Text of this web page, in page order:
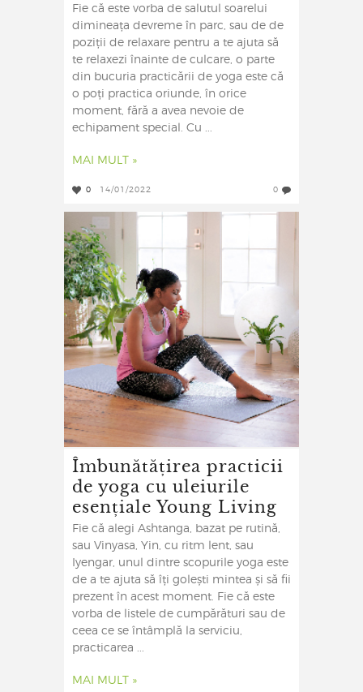
Fie că este vorba de salutul soarelui
dimineața devreme în parc, sau de de
poziții de relaxare pentru a te ajuta să
te relaxezi înainte de culcare, o parte
din bucuria practicării de yoga este că
o poți practica oriunde, în orice
moment, fără a avea nevoie de
echipament special. Cu ...
MAI MULT »
0 14/01/2022 0
Îmbunătățirea practicii
de yoga cu uleiurile
esențiale Young Living
Fie că alegi Ashtanga, bazat pe rutină,
sau Vinyasa, Yin, cu ritm lent, sau
Iyengar, unul dintre scopurile yoga este
de a te ajuta să îți golești mintea și să fii
prezent în acest moment. Fie că este
vorba de listele de cumpărături sau de
ceea ce se întâmplă la serviciu,
practicarea ...
MAI MULT »